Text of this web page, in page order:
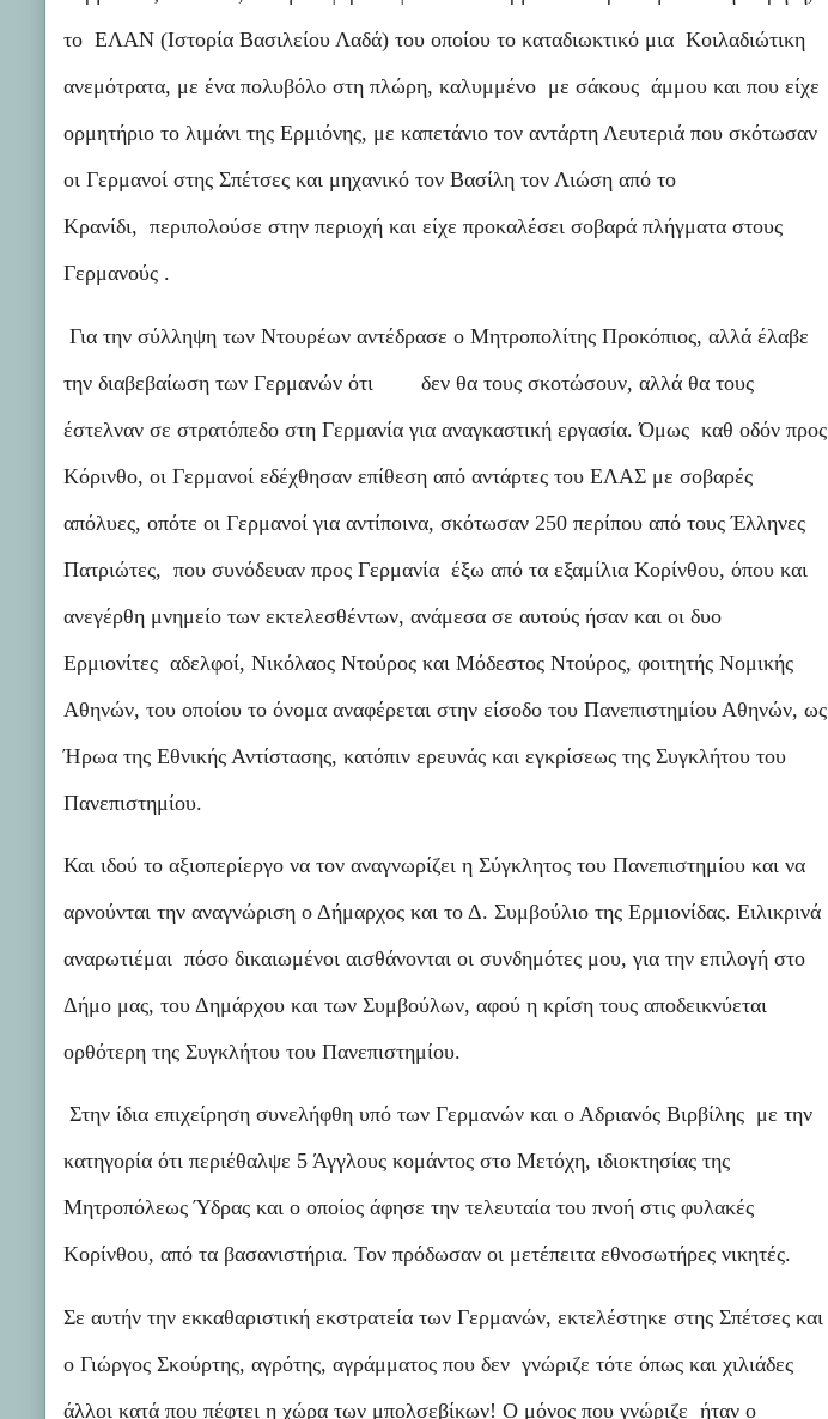
το ΕΛΑΝ (Ιστορία Βασιλείου Λαδά) του οποίου το καταδιωκτικό μια Κοιλαδιώτικη
ανεμότρατα, με ένα πολυβόλο στη πλώρη, καλυμμένο με σάκους άμμου και που είχε
ορμητήριο το λιμάνι της Ερμιόνης, με καπετάνιο τον αντάρτη Λευτεριά που σκότωσαν
οι Γερμανοί στης Σπέτσες και μηχανικό τον Βασίλη τον Λιώση από το
Κρανίδι, περιπολούσε στην περιοχή και είχε προκαλέσει σοβαρά πλήγματα στους
Γερμανούς .
Για την σύλληψη των Ντουρέων αντέδρασε ο Μητροπολίτης Προκόπιος, αλλά έλαβε
την διαβεβαίωση των Γερμανών ότι δεν θα τους σκοτώσουν, αλλά θα τους
έστελναν σε στρατόπεδο στη Γερμανία για αναγκαστική εργασία. Όμως καθ οδόν προς
Κόρινθο, οι Γερμανοί εδέχθησαν επίθεση από αντάρτες του ΕΛΑΣ με σοβαρές
απόλυες, οπότε οι Γερμανοί για αντίποινα, σκότωσαν 250 περίπου από τους Έλληνες
Πατριώτες, που συνόδευαν προς Γερμανία έξω από τα εξαμίλια Κορίνθου, όπου και
ανεγέρθη μνημείο των εκτελεσθέντων, ανάμεσα σε αυτούς ήσαν και οι δυο
Ερμιονίτες αδελφοί, Νικόλαος Ντούρος και Μόδεστος Ντούρος, φοιτητής Νομικής
Αθηνών, του οποίου το όνομα αναφέρεται στην είσοδο του Πανεπιστημίου Αθηνών, ως
Ήρωα της Εθνικής Αντίστασης, κατόπιν ερευνάς και εγκρίσεως της Συγκλήτου του
Πανεπιστημίου.
Και ιδού το αξιοπερίεργο να τον αναγνωρίζει η Σύγκλητος του Πανεπιστημίου και να
αρνούνται την αναγνώριση ο Δήμαρχος και το Δ. Συμβούλιο της Ερμιονίδας. Ειλικρινά
αναρωτιέμαι πόσο δικαιωμένοι αισθάνονται οι συνδημότες μου, για την επιλογή στο
Δήμο μας, του Δημάρχου και των Συμβούλων, αφού η κρίση τους αποδεικνύεται
ορθότερη της Συγκλήτου του Πανεπιστημίου.
Στην ίδια επιχείρηση συνελήφθη υπό των Γερμανών και ο Αδριανός Βιρβίλης με την
κατηγορία ότι περιέθαλψε 5 Άγγλους κομάντος στο Μετόχη, ιδιοκτησίας της
Μητροπόλεως Ύδρας και ο οποίος άφησε την τελευταία του πνοή στις φυλακές
Κορίνθου, από τα βασανιστήρια. Τον πρόδωσαν οι μετέπειτα εθνοσωτήρες νικητές.
Σε αυτήν την εκκαθαριστική εκστρατεία των Γερμανών, εκτελέστηκε στης Σπέτσες και
ο Γιώργος Σκούρτης, αγρότης, αγράμματος που δεν γνώριζε τότε όπως και χιλιάδες
άλλοι κατά που πέφτει η χώρα των μπολσεβίκων! Ο μόνος που γνώριζε ήταν ο